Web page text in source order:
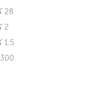
28 كم
2 كم
1.5 كم
300 م